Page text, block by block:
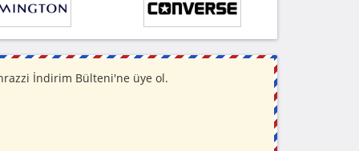
İndirim Bülteni'ne üye ol.